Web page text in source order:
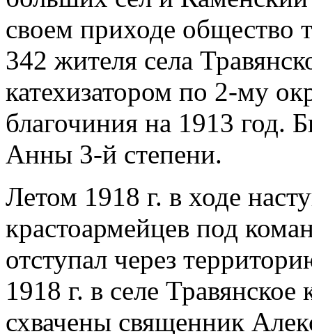
своем приходе общество
342 жителя села
катехизатором по 2-му
благочиния на 1913 год.
Анны 3-й степени.
Летом 1918 г. в ходе
крастоармейцев под
отступал через
1918 г. в селе
схвачены священник